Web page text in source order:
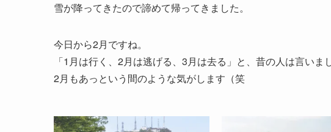
雪が降ってきたので諦めて帰ってきました。
今日から2月ですね。
「1月は行く、2月は逃げる、3月は去る」と、昔の人は言いま
2月もあっという間のような気がします（笑